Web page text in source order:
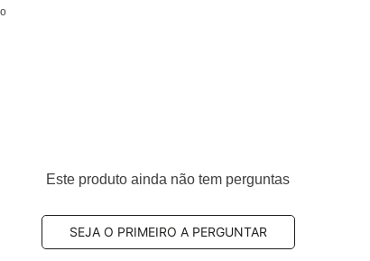
Este produto ainda não tem perguntas
SEJA O PRIMEIRO A PERGUNTAR